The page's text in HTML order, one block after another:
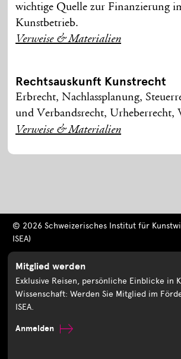
wichtige Quelle zur Finanzierung
Kunstbetrieb.
Verweise & Materialien
Rechtsauskunft Kunstrecht
Erbrecht, Nachlassplanung,
und Verbandsrecht, Urheberrecht,
Verweise & Materialien
© 2026 Schweizerisches Institut für
ISEA)
Mitglied werden
Exklusive Reisen, persönliche Einblicke in
Wissenschaft: Werden Sie Mitglied im
ISEA.
Anmelden